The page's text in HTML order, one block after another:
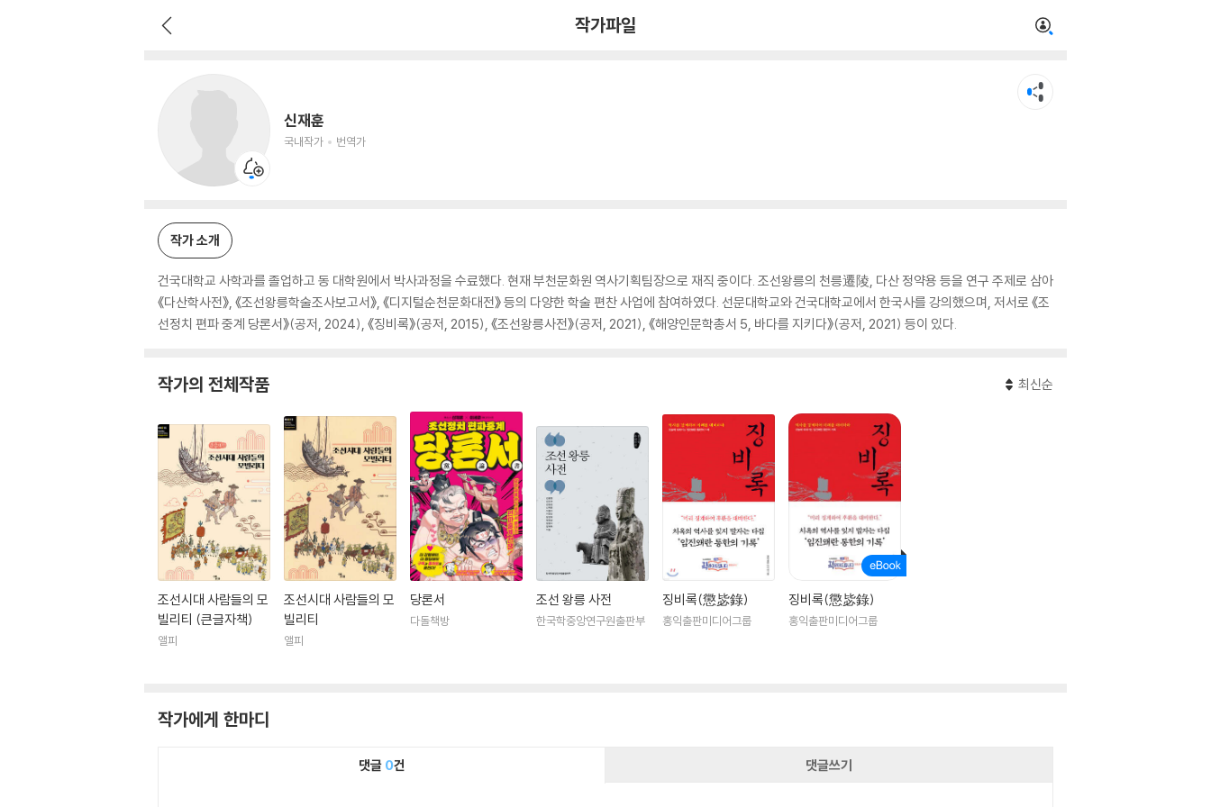
작가파일
신재훈
국내작가 번역가
작가 소개
건국대학교 사학과를 졸업하고 동 대학원에서 박사과정을 수료했다. 현재 부천문화원 역사기획팀장으로 재직 중이다. 조선왕릉의 천릉遷陵, 다산 정약용 등을 연구 주제로 삼아
《다산학사전》, 《조선왕릉학술조사보고서》, 《디지털순천문화대전》 등의 다양한 학술 편찬 사업에 참여하였다. 선문대학교와 건국대학교에서 한국사를 강의했으며, 저서로 《조
선정치 편파 중계 당론서》(공저, 2024), 《징비록》(공저, 2015), 《조선왕릉사전》(공저, 2021), 《해양인문학총서 5, 바다를 지키다》(공저, 2021) 등이 있다.
작가의 전체작품 최신순
조선시대 사람들의 모
빌리티 (큰글자책)
앨피
조선시대 사람들의 모
빌리티
앨피
당론서
다돌책방
조선 왕릉 사전
한국학중앙연구원출판부
징비록(懲毖錄)
홍익출판미디어그룹
징비록(懲毖錄)
홍익출판미디어그룹
작가에게 한마디
댓글 0건 댓글쓰기